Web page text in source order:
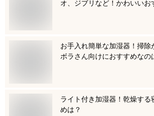
オ、ジブリなど！かわいいお
お手入れ簡単な加湿器！掃除
ボラさん向けにおすすめなの
ライト付き加湿器！乾燥する
めは？